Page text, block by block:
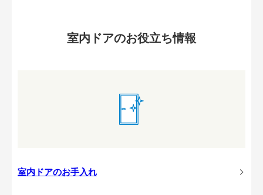
室内ドアのお役立ち情報
室内ドアのお手入れ